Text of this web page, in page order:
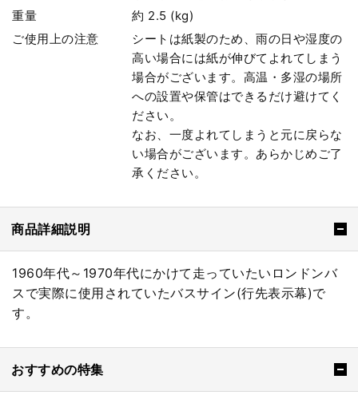
重量
約 2.5 (kg)
ご使用上の注意
シートは紙製のため、雨の日や湿度の
高い場合には紙が伸びてよれてしまう
場合がございます。高温・多湿の場所
への設置や保管はできるだけ避けてく
ださい。
なお、一度よれてしまうと元に戻らな
い場合がございます。あらかじめご了
承ください。
商品詳細説明
1960年代～1970年代にかけて走っていたいロンドンバ
スで実際に使用されていたバスサイン(行先表示幕)で
す。
おすすめの特集